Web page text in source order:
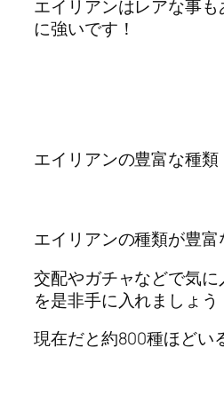
エイリアンはレアな事
に強いです！
エイリアンの豊富な種類
エイリアンの種類が豊富
交配やガチャなどで気
を是非手に入れましょう
現在だと約800種ほどい